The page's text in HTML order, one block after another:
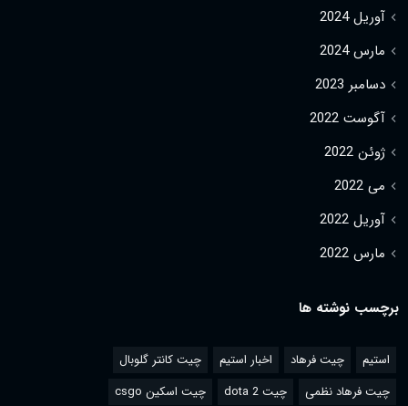
آوریل 2024
مارس 2024
دسامبر 2023
آگوست 2022
ژوئن 2022
می 2022
آوریل 2022
مارس 2022
برچسب نوشته ها
استیم چیت فرهاد اخبار استیم
چیت کانتر گلوبال
چیت فرهاد نظمی
چیت dota 2 چیت اسکین csgo